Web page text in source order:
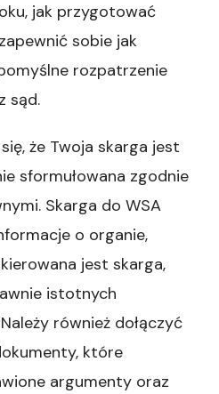
jak przygotować
sobie jak
rozpatrzenie
sąd.
że Twoja skarga jest
sformułowana zgodnie
Skarga do WSA
o organie,
jest skarga,
istotnych
również dołączyć
które
argumenty oraz